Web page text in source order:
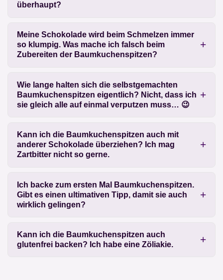
überhaupt?
Meine Schokolade wird beim Schmelzen immer
so klumpig. Was mache ich falsch beim
Zubereiten der Baumkuchenspitzen?
Wie lange halten sich die selbstgemachten
Baumkuchenspitzen eigentlich? Nicht, dass ich
sie gleich alle auf einmal verputzen muss… 😉
Kann ich die Baumkuchenspitzen auch mit
anderer Schokolade überziehen? Ich mag
Zartbitter nicht so gerne.
Ich backe zum ersten Mal Baumkuchenspitzen.
Gibt es einen ultimativen Tipp, damit sie auch
wirklich gelingen?
Kann ich die Baumkuchenspitzen auch
glutenfrei backen? Ich habe eine Zöliakie.